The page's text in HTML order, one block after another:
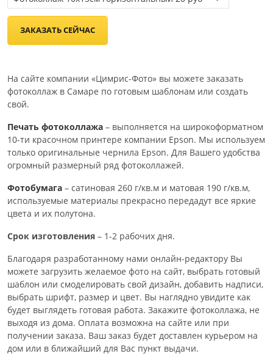
ЗАКАЗАТЬ СЕЙЧАС
На сайте компании «Цимрис-Фото» вы можете заказать
фотоколлаж в Самаре по готовым шаблонам или создать
свой.
Печать фотоколлажа – выполняется на широкоформатном
10-ти красочном принтере компании Epson. Мы используем
только оригинальные чернила Epson. Для Вашего удобства
огромный размерный ряд фотоколлажей.
Фотобумага – сатиновая 260 г/кв.м и матовая 190 г/кв.м,
используемые материалы прекрасно передадут все яркие
цвета и их полутона.
Срок изготовления – 1-2 рабочих дня.
Благодаря разработанному нами онлайн-редактору Вы
можете загрузить желаемое фото на сайт, выбрать готовый
шаблон или смоделировать свой дизайн, добавить надписи,
выбрать шрифт, размер и цвет. Вы наглядно увидите как
будет выглядеть готовая работа. Закажите фотоколлажа, не
выходя из дома. Оплата возможна на сайте или при
получении заказа. Ваш заказ будет доставлен курьером на
дом или в ближайший для Вас пункт выдачи.